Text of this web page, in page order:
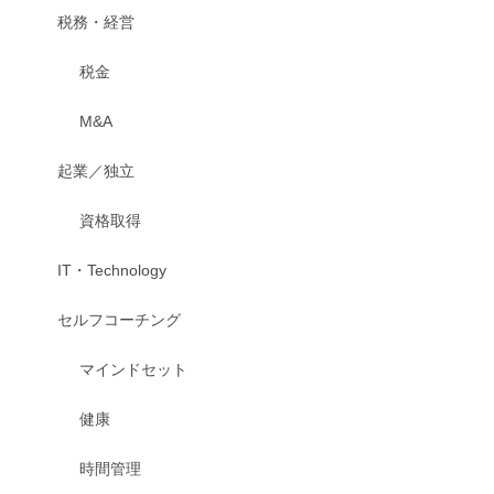
税務・経営
税金
M&A
起業／独立
資格取得
IT・Technology
セルフコーチング
マインドセット
健康
時間管理